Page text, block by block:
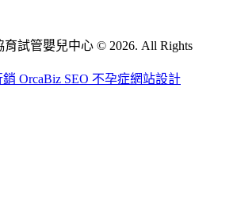
試管嬰兒中心 © 2026. All Rights
銷 OrcaBiz SEO 不孕症網站設計